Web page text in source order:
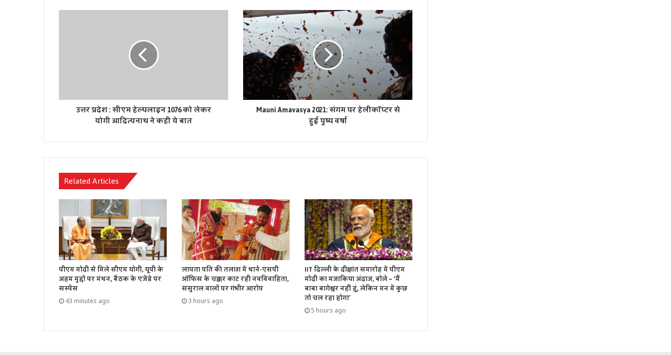
उत्तर प्रदेश : सीएम हेल्पलाइन 1076 को लेकर
योगी आदित्यनाथ ने कही ये बात
Mauni Amavasya 2021: संगम पर हेलीकॉप्टर से
हुई पुष्प वर्षा
Related Articles
पीएम मोदी से मिले सीएम योगी, यूपी के
अहम मुद्दों पर मंथन, बैठक के एजेंडे पर
सस्पेंस
43 minutes ago
लापता पति की तलाश में थाने-एसपी
ऑफिस के चक्कर काट रही नवविवाहिता,
ससुराल वालों पर गंभीर आरोप
3 hours ago
IIT दिल्ली के दीक्षांत समारोह में पीएम
मोदी का मजाकिया अंदाज, बोले – ‘मैं
बाबा बागेश्वर नहीं हूं, लेकिन मन में कुछ
तो चल रहा होगा’
5 hours ago